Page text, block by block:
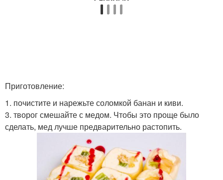
Приготовление:
1. почистите и нарежьте соломкой банан и киви.
3. творог смешайте с медом. Чтобы это проще было
сделать, мед лучше предварительно растопить.